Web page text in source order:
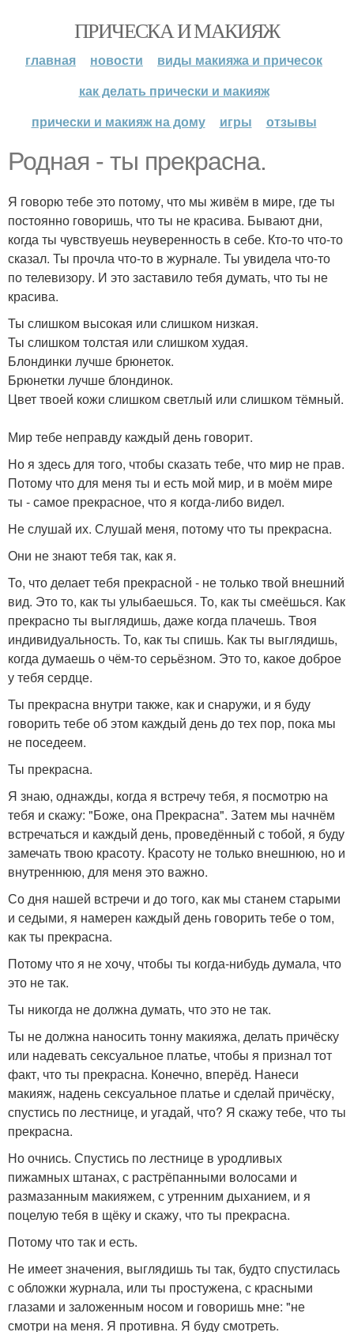
ПРИЧЕСКА И МАКИЯЖ
главная новости
виды макияжа и причесок
как делать прически и макияж
прически и макияж на дому
игры отзывы
Родная - ты прекрасна.
Я говорю тебе это потому, что мы живём в мире, где ты
постоянно говоришь, что ты не красива. Бывают дни,
когда ты чувствуешь неуверенность в себе. Кто-то что-то
сказал. Ты прочла что-то в журнале. Ты увидела что-то
по телевизору. И это заставило тебя думать, что ты не
красива.
Ты слишком высокая или слишком низкая.
Ты слишком толстая или слишком худая.
Блондинки лучше брюнеток.
Брюнетки лучше блондинок.
Цвет твоей кожи слишком светлый или слишком тёмный.
Мир тебе неправду каждый день говорит.
Но я здесь для того, чтобы сказать тебе, что мир не прав.
Потому что для меня ты и есть мой мир, и в моём мире
ты - самое прекрасное, что я когда-либо видел.
Не слушай их. Слушай меня, потому что ты прекрасна.
Они не знают тебя так, как я.
То, что делает тебя прекрасной - не только твой внешний
вид. Это то, как ты улыбаешься. То, как ты смеёшься. Как
прекрасно ты выглядишь, даже когда плачешь. Твоя
индивидуальность. То, как ты спишь. Как ты выглядишь,
когда думаешь о чём-то серьёзном. Это то, какое доброе
у тебя сердце.
Ты прекрасна внутри также, как и снаружи, и я буду
говорить тебе об этом каждый день до тех пор, пока мы
не поседеем.
Ты прекрасна.
Я знаю, однажды, когда я встречу тебя, я посмотрю на
тебя и скажу: "Боже, она Прекрасна". Затем мы начнём
встречаться и каждый день, проведённый с тобой, я буду
замечать твою красоту. Красоту не только внешнюю, но и
внутреннюю, для меня это важно.
Со дня нашей встречи и до того, как мы станем старыми
и седыми, я намерен каждый день говорить тебе о том,
как ты прекрасна.
Потому что я не хочу, чтобы ты когда-нибудь думала, что
это не так.
Ты никогда не должна думать, что это не так.
Ты не должна наносить тонну макияжа, делать причёску
или надевать сексуальное платье, чтобы я признал тот
факт, что ты прекрасна. Конечно, вперёд. Нанеси
макияж, надень сексуальное платье и сделай причёску,
спустись по лестнице, и угадай, что? Я скажу тебе, что ты
прекрасна.
Но очнись. Спустись по лестнице в уродливых
пижамных штанах, с растрёпанными волосами и
размазанным макияжем, с утренним дыханием, и я
поцелую тебя в щёку и скажу, что ты прекрасна.
Потому что так и есть.
Не имеет значения, выглядишь ты так, будто спустилась
с обложки журнала, или ты простужена, с красными
глазами и заложенным носом и говоришь мне: "не
смотри на меня. Я противна. Я буду смотреть.